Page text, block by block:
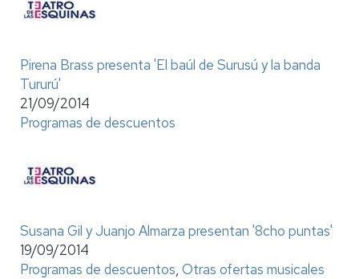
Pirena Brass presenta 'El baúl de Surusú y la banda
Tururú'
21/09/2014
Programas de descuentos
Susana Gil y Juanjo Almarza presentan '8cho puntas'
19/09/2014
Programas de descuentos, Otras ofertas musicales